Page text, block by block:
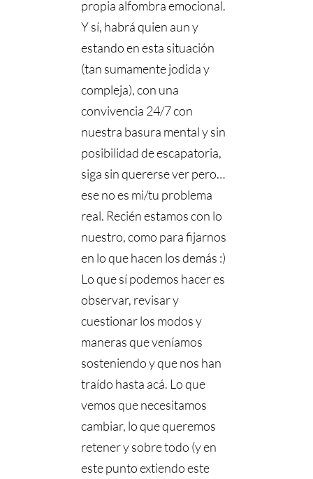
propia alfombra emocional.
Y sí, habrá quien aun y
estando en esta situación
(tan sumamente jodida y
compleja), con una
convivencia 24/7 con
nuestra basura mental y sin
posibilidad de escapatoria,
siga sin quererse ver pero…
ese no es mi/tu problema
real. Recién estamos con lo
nuestro, como para fijarnos
en lo que hacen los demás :)
Lo que sí podemos hacer es
observar, revisar y
cuestionar los modos y
maneras que veníamos
sosteniendo y que nos han
traído hasta acá. Lo que
vemos que necesitamos
cambiar, lo que queremos
retener y sobre todo (y en
este punto extiendo este